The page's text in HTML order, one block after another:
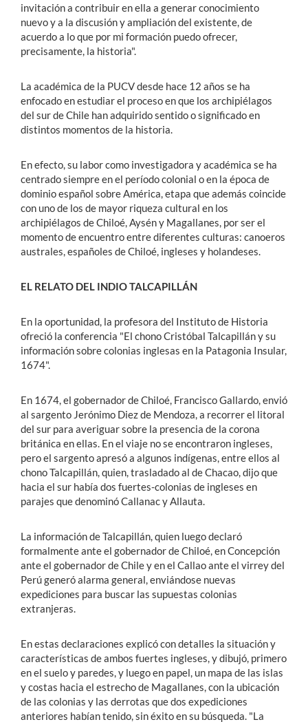
invitación a contribuir en ella a generar conocimiento
nuevo y a la discusión y ampliación del existente, de
acuerdo a lo que por mi formación puedo ofrecer,
precisamente, la historia".
La académica de la PUCV desde hace 12 años se ha
enfocado en estudiar el proceso en que los archipiélagos
del sur de Chile han adquirido sentido o significado en
distintos momentos de la historia.
En efecto, su labor como investigadora y académica se ha
centrado siempre en el período colonial o en la época de
dominio español sobre América, etapa que además coincide
con uno de los de mayor riqueza cultural en los
archipiélagos de Chiloé, Aysén y Magallanes, por ser el
momento de encuentro entre diferentes culturas: canoeros
australes, españoles de Chiloé, ingleses y holandeses.
EL RELATO DEL INDIO TALCAPILLÁN
En la oportunidad, la profesora del Instituto de Historia
ofreció la conferencia "El chono Cristóbal Talcapillán y su
información sobre colonias inglesas en la Patagonia Insular,
1674".
En 1674, el gobernador de Chiloé, Francisco Gallardo, envió
al sargento Jerónimo Diez de Mendoza, a recorrer el litoral
del sur para averiguar sobre la presencia de la corona
británica en ellas. En el viaje no se encontraron ingleses,
pero el sargento apresó a algunos indígenas, entre ellos al
chono Talcapillán, quien, trasladado al de Chacao, dijo que
hacia el sur había dos fuertes-colonias de ingleses en
parajes que denominó Callanac y Allauta.
La información de Talcapillán, quien luego declaró
formalmente ante el gobernador de Chiloé, en Concepción
ante el gobernador de Chile y en el Callao ante el virrey del
Perú generó alarma general, enviándose nuevas
expediciones para buscar las supuestas colonias
extranjeras.
En estas declaraciones explicó con detalles la situación y
características de ambos fuertes ingleses, y dibujó, primero
en el suelo y paredes, y luego en papel, un mapa de las islas
y costas hacia el estrecho de Magallanes, con la ubicación
de las colonias y las derrotas que dos expediciones
anteriores habían tenido, sin éxito en su búsqueda. "La